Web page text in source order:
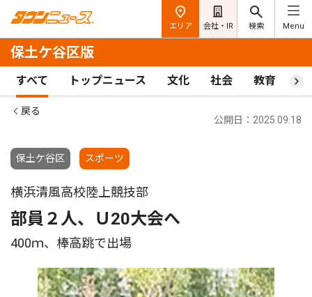
エリア 会社・IR 検索 Menu
保土ケ谷区版
すべて トップニュース 文化 社会 教育 ス
戻る
保土ケ谷区 スポーツ
公開日：2025.09.18
横浜清風高校陸上競技部
部員２人、Ｕ20大会へ
400ｍ、棒高跳で出場